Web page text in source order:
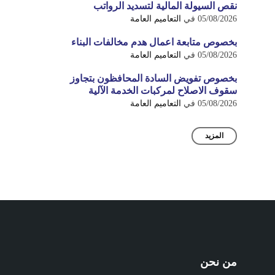
نقص السيولة المالية لتسديد الرواتب
05/08/2026 في التعاميم العامة
بخصوص متابعة اعمال هدم مخالفات البناء
05/08/2026 في التعاميم العامة
بخصوص تفويض السادة المحافظون بتجاوز
سقوف الاصلاح لمركبات الخدمة الآلية
05/08/2026 في التعاميم العامة
المزيد
من نحن